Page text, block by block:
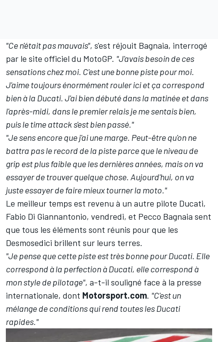
"Ce n'était pas mauvais", s'est réjouit Bagnaia, interrogé
par le site officiel du MotoGP. "J'avais besoin de ces
sensations chez moi. C'est une bonne piste pour moi.
J'aime toujours énormément rouler ici et ça correspond
bien à la Ducati. J'ai bien débuté dans la matinée et dans
l'après-midi, dans le premier relais je me sentais bien,
puis le time attack s'est bien passé."
"Je sens encore que j'ai une marge. Peut-être qu'on ne
battra pas le record de la piste parce que le niveau de
grip est plus faible que les dernières années, mais on va
essayer de trouver quelque chose. Aujourd'hui, on va
juste essayer de faire mieux tourner la moto."
Le meilleur temps est revenu à un autre pilote Ducati,
Fabio Di Giannantonio, vendredi, et Pecco Bagnaia sent
que tous les éléments sont réunis pour que les
Desmosedici brillent sur leurs terres.
"Je pense que cette piste est très bonne pour Ducati. Elle
correspond à la perfection à Ducati, elle correspond à
mon style de pilotage", a-t-il souligné face à la presse
internationale, dont Motorsport.com. "C'est un
mélange de conditions qui rend toutes les Ducati
rapides."